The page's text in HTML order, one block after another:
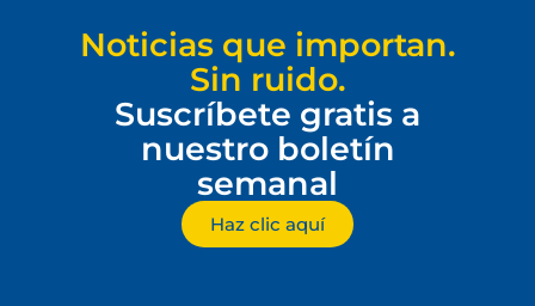
Noticias que importan.
Sin ruido.
Suscríbete gratis a
nuestro boletín
semanal
Haz clic aquí